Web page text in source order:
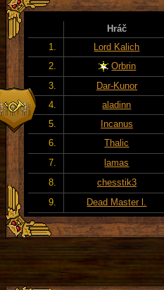
Hráč
1.
Lord Kalich
2.
Orbrin
3.
Dar-Kunor
4.
aladinn
5.
Incanus
6.
Thalic
7.
lamas
8.
chesstik3
9.
Dead Master l.